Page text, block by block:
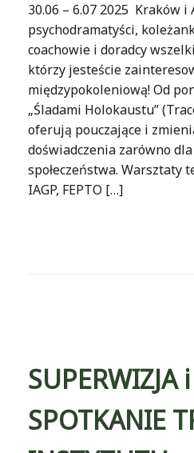
30.06 – 6.07 2025
psychodramatyści,
coachowie i doradcy
którzy jesteście
międzypokoleniową! Od
„Śladami Holokaustu”
oferują pouczające i
doświadczenia zarówno
społeczeństwa. Warsztaty
IAGP, FEPTO […]
SUPERWIZJA i
SPOTKANIE